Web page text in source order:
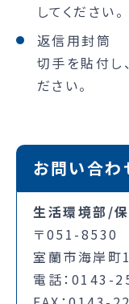
してください。
返信用封筒
切手を貼付し
ださい。
お問い合わ
生活環境部/
〒051-8530
室蘭市海岸町
電話：0143-